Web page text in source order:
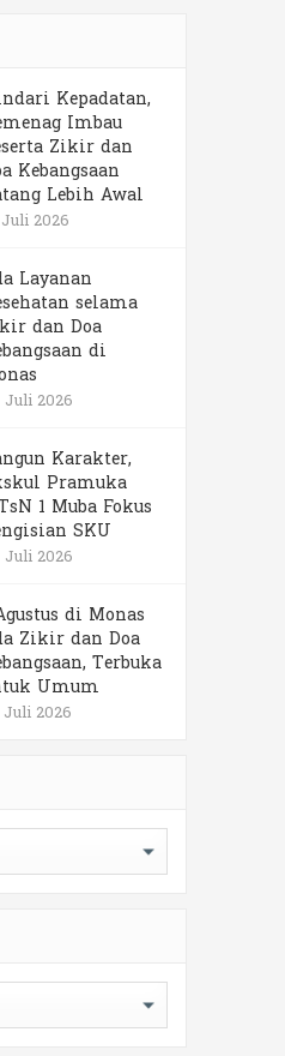
Kepadatan,
Imbau
Zikir dan
Kebangsaan
Lebih Awal
2026
Layanan
selama
dan Doa
di
Juli 2026
Karakter,
Pramuka
1 Muba Fokus
SKU
Juli 2026
di Monas
Zikir dan Doa
Terbuka
Umum
2026